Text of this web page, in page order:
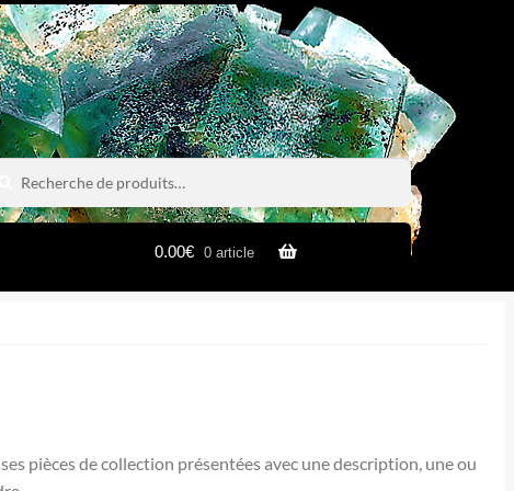
:
0.00€ 0 article
pièces de collection présentées avec une description, une ou